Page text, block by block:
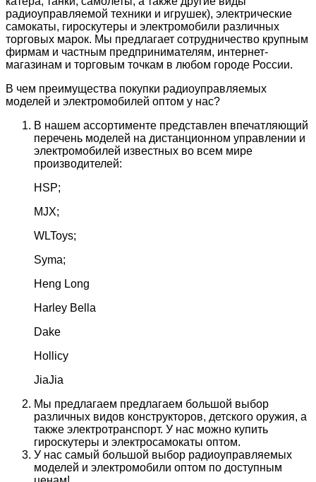
радиоуправляемой техники и игрушек), электрические
самокаты, гироскутеры и электромобили различных
торговых марок. Мы предлагает сотрудничество крупным
фирмам и частным предпринимателям, интернет-
магазинам и торговым точкам в любом городе России.
В чем преимущества покупки радиоуправляемых
моделей и электромобилей оптом у нас?
В нашем ассортименте представлен впечатляющий
перечень моделей на дистанционном управлении и
электромобилей известных во всем мире
производителей:
HSP;
MJX;
WLToys;
Syma;
Heng Long
Harley Bella
Dake
Hollicy
JiaJia
Мы предлагаем предлагаем большой выбор
различных видов конструкторов, детского оружия, а
также электротранспорт. У нас можно купить
гироскутеры и электросамокаты оптом.
У нас самый большой выбор радиоуправляемых
моделей и электромобили оптом по доступным